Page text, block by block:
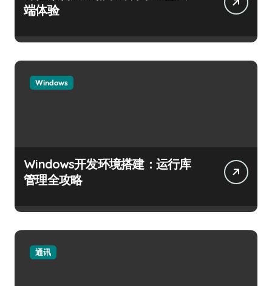
端体验
Windows
Windows开发环境搭建：运行库
管理全攻略
通讯